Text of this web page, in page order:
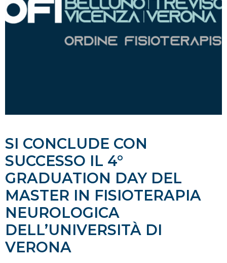
SI CONCLUDE CON
SUCCESSO IL 4°
GRADUATION DAY DEL
MASTER IN FISIOTERAPIA
NEUROLOGICA
DELL’UNIVERSITÀ DI
VERONA